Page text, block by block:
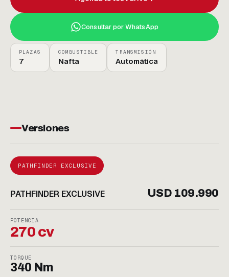
Consultar por WhatsApp
PLAZAS
7
COMBUSTIBLE
Nafta
TRANSMISIÓN
Automática
Versiones
PATHFINDER EXCLUSIVE
PATHFINDER EXCLUSIVE USD 109.990
POTENCIA
270 cv
TORQUE
340 Nm